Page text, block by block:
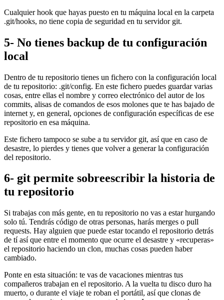
Cualquier hook que hayas puesto en tu máquina local en la carpeta
.git/hooks, no tiene copia de seguridad en tu servidor git.
5- No tienes backup de tu configuración
local
Dentro de tu repositorio tienes un fichero con la configuración local
de tu repositorio: .git/config. En este fichero puedes guardar varias
cosas, entre ellas el nombre y correo electrónico del autor de los
commits, alisas de comandos de esos molones que te has bajado de
internet y, en general, opciones de configuración específicas de ese
repositorio en esa máquina.
Este fichero tampoco se sube a tu servidor git, así que en caso de
desastre, lo pierdes y tienes que volver a generar la configuración
del repositorio.
6- git permite sobreescribir la historia de
tu repositorio
Si trabajas con más gente, en tu repositorio no vas a estar hurgando
solo tú. Tendrás código de otras personas, harás merges o pull
requests. Hay alguien que puede estar tocando el repositorio detrás
de tí así que entre el momento que ocurre el desastre y «recuperas»
el repositorio haciendo un clon, muchas cosas pueden haber
cambiado.
Ponte en esta situación: te vas de vacaciones mientras tus
compañeros trabajan en el repositorio. A la vuelta tu disco duro ha
muerto, o durante el viaje te roban el portátil, así que clonas de